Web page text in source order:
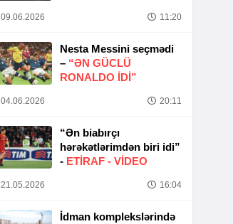
09.06.2026 11:20
Nesta Messini seçmədi
– “ƏN GÜCLÜ
RONALDO IDI”
04.06.2026 20:11
“Ən biabırçı
hərəkətlərimdən biri idi”
- ETIRAF - VİDEO
21.05.2026 16:04
İdman komplekslərində